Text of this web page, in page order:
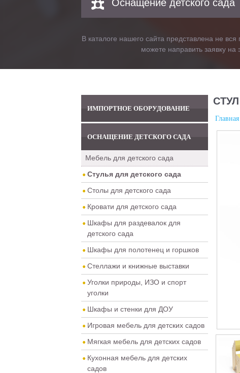
Оснащение детского сада
В каталоге нашего сайта представлена не
можете направить заявку на
ИМПОРТНОЕ ОБОРУДОВАНИЕ
ОСНАЩЕНИЕ ДЕТСКОГО САДА
Мебель для детского сада
Стулья для детского сада
Столы для детского сада
Кровати для детского сада
Шкафы для раздевалок для
детского сада
Шкафы для полотенец и горшков
Стеллажи и книжные выставки
Уголки природы, ИЗО и спорт
уголки
Шкафы и стенки для ДОУ
Игровая мебель для детских садов
Мягкая мебель для детских садов
Кухонная мебель для детских
садов
Главная